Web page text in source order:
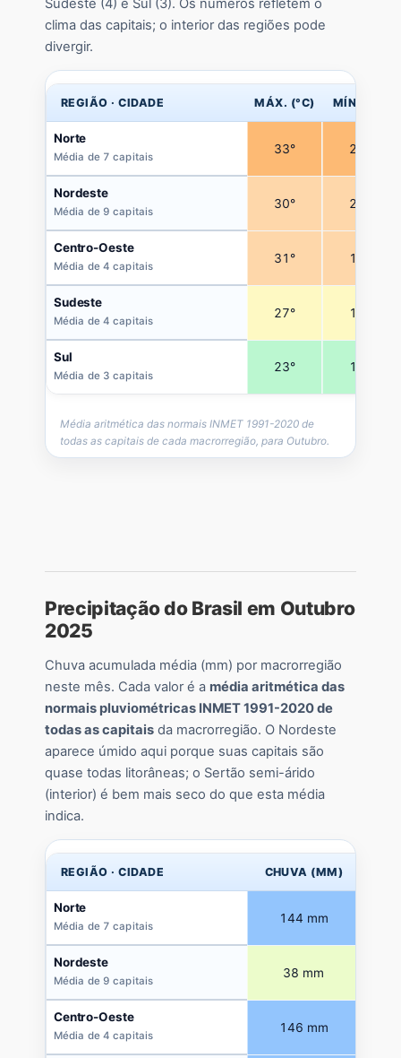
Sudeste (4) e Sul (3). Os números refletem o
clima das capitais; o interior das regiões pode
divergir.
REGIÃO · CIDADE MÁX. (°C) MÍN. (°C)
Norte
Média de 7 capitais
33° 23°
Nordeste
Média de 9 capitais
30° 23°
Centro-Oeste
Média de 4 capitais
31° 19°
Sudeste
Média de 4 capitais
27° 18°
Sul
Média de 3 capitais
23° 15°
Média aritmética das normais INMET 1991-2020 de
todas as capitais de cada macrorregião, para Outubro.
Precipitação do Brasil em Outubro
2025
Chuva acumulada média (mm) por macrorregião
neste mês. Cada valor é a média aritmética das
normais pluviométricas INMET 1991-2020 de
todas as capitais da macrorregião. O Nordeste
aparece úmido aqui porque suas capitais são
quase todas litorâneas; o Sertão semi-árido
(interior) é bem mais seco do que esta média
indica.
REGIÃO · CIDADE CHUVA (MM)
Norte
Média de 7 capitais
144 mm
Nordeste
Média de 9 capitais
38 mm
Centro-Oeste
Média de 4 capitais
146 mm